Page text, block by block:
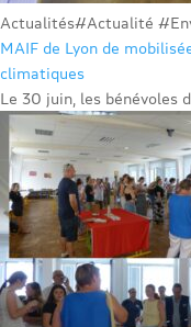
Actualités#Actualité
MAIF de Lyon de
climatiques
Le 30 juin, les bénévoles